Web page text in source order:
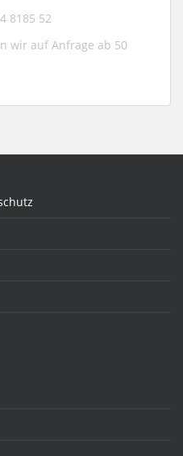
8185 52
wir auf Anfrage ab 50